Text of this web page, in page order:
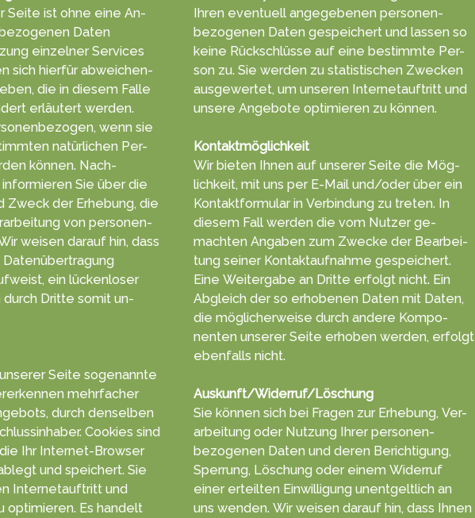
Seite ist ohne eine An­
Daten
einzelner Ser­vices
sich hierfür ab­wei­chen­
die in diesem Falle
erläu­tert werden.
wenn sie
na­tür­lichen Per­
können. Nach­
Sie über die
Zweck der Er­he­bung, die
von personen­
ein lücken­loser
durch Dritte somit un­
Seite so­genann­te
mehr­facher
durch den­selben
Cookies sind
Ihr Inter­net-Browser
und spei­chert. Sie
Inter­netauf­tritt und
opti­mie­ren. Es han­delt
Ihren even­tuell ange­gebenen personen­
bezogenen Da­ten ge­speichert und lassen so
keine Rück­schlüsse auf eine be­stimmte Per­
son zu. Sie wer­den zu statis­tischen Zwecken
aus­gewertet, um unseren Internet­auftritt und
unsere An­gebote opti­mieren zu kön­nen.
Kontaktmöglichkeit
Wir bieten Ihnen auf unserer Sei­te die Mög­
lich­keit, mit uns per E-Mail und/oder über ein
Kontakt­formu­lar in Ver­bin­dung zu tret­en. In
die­sem Fall werden die vom Nut­zer ge­
machten An­gab­en zum Zwecke der Be­arbei­
tung seiner Kontakt­aufnahme ge­speichert.
Eine Weiter­gabe an Dritte erfolgt nicht. Ein
Ab­gleich der so erho­benen Da­ten mit Da­ten,
die mög­licher­weise durch andere Kompo­
nenten unserer Sei­te erhoben werden, er­folgt
eben­falls nicht.
Auskunft/Widerruf/Löschung
Sie können sich bei Fra­gen zur Er­heb­ung, Ver­
arbei­tung oder Nut­zung Ihrer personen­
bezoge­nen Da­ten und deren Berich­tigung,
Sper­rung, Lö­schung oder einem Wider­ruf
einer erteil­ten Ein­willigung unent­gelt­lich an
uns wen­den. Wir wei­sen darauf hin, dass Ihnen